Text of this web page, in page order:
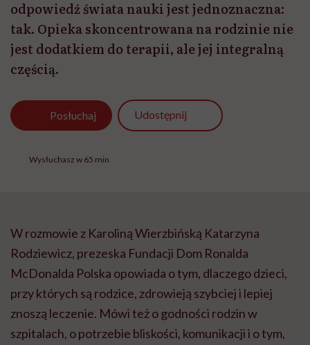
odpowiedź świata nauki jest jednoznaczna:
tak. Opieka skoncentrowana na rodzinie nie
jest dodatkiem do terapii, ale jej integralną
częścią.
Posłuchaj Udostępnij
Wysłuchasz w 65 min
W rozmowie z Karoliną Wierzbińską Katarzyna
Rodziewicz, prezeska Fundacji Dom Ronalda
McDonalda Polska opowiada o tym, dlaczego dzieci,
przy których są rodzice, zdrowieją szybciej i lepiej
znoszą leczenie. Mówi też o godności rodzin w
szpitalach, o potrzebie bliskości, komunikacji i o tym,